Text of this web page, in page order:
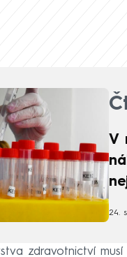
V
24.
zdravotnictví